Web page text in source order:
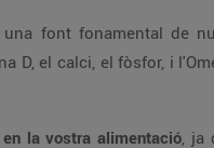
font fonamental de
D, el calci, el fòsfor, i
la vostra alimentació, ja